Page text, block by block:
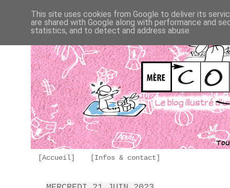
[Accueil] [Infos & contact]
This site uses cookies from Google to deliver its
are shared with Google along with performance and
statistics, and to detect and address abuse.